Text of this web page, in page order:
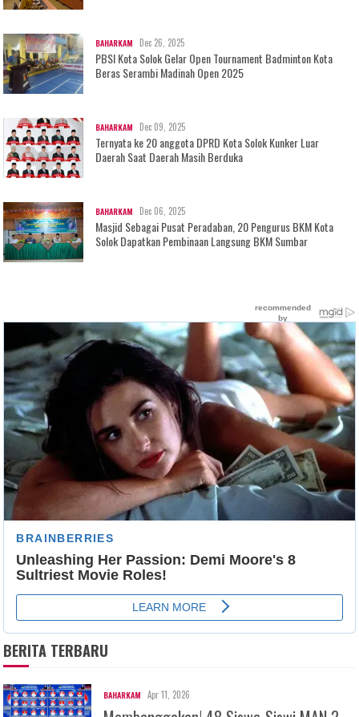
BAHARKAM Dec 26, 2025
PBSI Kota Solok Gelar Open Tournament Badminton Kota
Beras Serambi Madinah Open 2025
BAHARKAM Dec 09, 2025
Ternyata ke 20 anggota DPRD Kota Solok Kunker Luar
Daerah Saat Daerah Masih Berduka
BAHARKAM Dec 06, 2025
Masjid Sebagai Pusat Peradaban, 20 Pengurus BKM Kota
Solok Dapatkan Pembinaan Langsung BKM Sumbar
BERITA TERBARU
BAHARKAM Apr 11, 2026